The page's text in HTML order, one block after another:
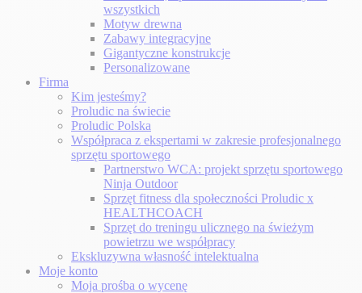
wszystkich
Motyw drewna
Zabawy integracyjne
Gigantyczne konstrukcje
Personalizowane
Firma
Kim jesteśmy?
Proludic na świecie
Proludic Polska
Współpraca z ekspertami w zakresie profesjonalnego
sprzętu sportowego
Partnerstwo WCA: projekt sprzętu sportowego
Ninja Outdoor
Sprzęt fitness dla społeczności Proludic x
HEALTHCOACH
Sprzęt do treningu ulicznego na świeżym
powietrzu we współpracy
Ekskluzywna własność intelektualna
Moje konto
Moja prośba o wycenę